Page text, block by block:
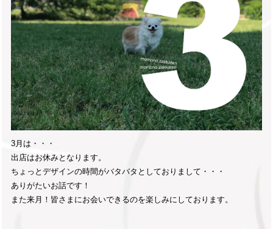
3月は・・・
出店はお休みとなります。
ちょっとデザインの時間がバタバタとしておりまして・・・
ありがたいお話です！
また来月！皆さまにお会いできるのを楽しみにしております。